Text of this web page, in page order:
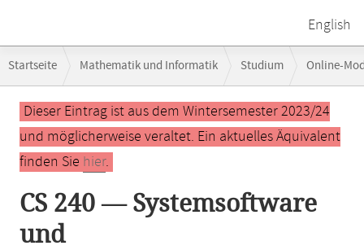
English
Navigation
Startseite Mathematik und Informatik Studium Online-
Hauptinhalt
Dieser Eintrag ist aus dem Wintersemester 2023/24
und möglicherweise veraltet. Ein aktuelles Äquivalent
finden Sie hier.
CS 240 — Systemsoftware
und